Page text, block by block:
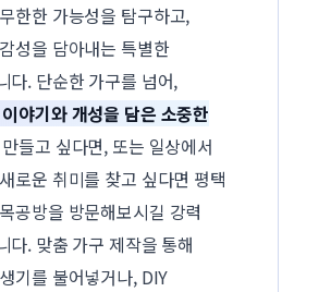
한한 가능성을 탐구하고,
성을 담아내는 특별한
다. 단순한 가구를 넘어,
야기와 개성을 담은 소중한
들고 싶다면, 또는 일상에서
로운 취미를 찾고 싶다면 평택
공방을 방문해보시길 강력
다. 맞춤 가구 제작을 통해
기를 불어넣거나, DIY